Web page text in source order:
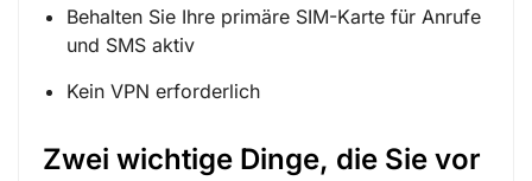
Behalten Sie Ihre primäre SIM-Karte für Anrufe
und SMS aktiv
Kein VPN erforderlich
Zwei wichtige Dinge, die Sie vor